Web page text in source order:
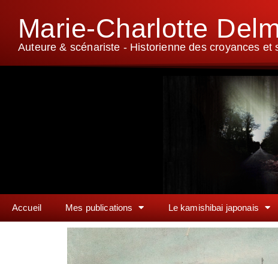
Marie-Charlotte
Auteure & scénariste - Historienne des croyances et
Accueil Mes publications Le kamishibai japonais